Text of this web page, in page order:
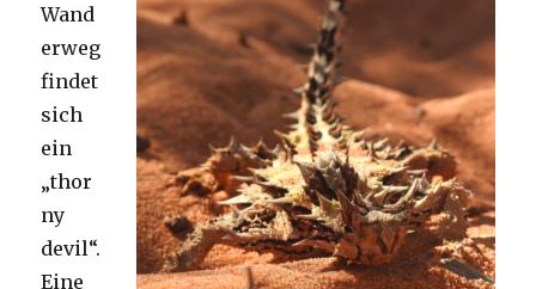
Wand
erweg
findet
sich
ein
„thor
ny
devil“.
Eine